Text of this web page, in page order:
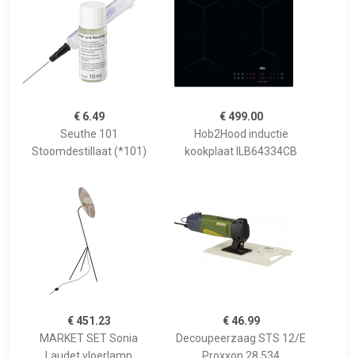
€ 6.49
Seuthe 101
Stoomdestillaat (*101)
€ 499.00
Hob2Hood inductie
kookplaat ILB64334CB
€ 451.23
MARKET SET Sonia
€ 46.99
Decoupeerzaag STS 12/E